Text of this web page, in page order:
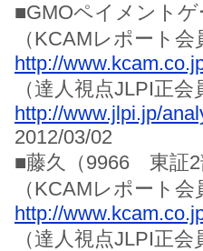
■GMOペイメント
（KCAMレポート会
http://
（達人視点JLPI
http://www.jlpi.jp/
2012/03/02
■藤久（9966 東証2
（KCAMレポート会
http://
（達人視点JLPI